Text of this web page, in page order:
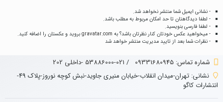
- نشانی ایمیل شما منتشر نخواهد شد.
- لطفا دیدگاهتان تا حد امکان مربوط به مطلب باشد.
- لطفا فارسی بنویسید.
- میخواهید عکس خودتان کنار نظرتان باشد؟ به gravatar.com بروید و عکستان را اضافه کنید.
- نظرات شما بعد از تایید مدیریت منتشر خواهد شد
شماره تماس‌: 09331680945 / 021-53886000 -داخلی 202
نشانی:
تهران-میدان انقلاب-خیابان منیری جاوید-نبش کوچه نوروز-پلاک 49-
انتشارات کاگو